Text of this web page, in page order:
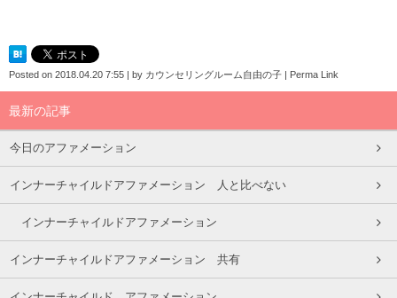
Posted on 2018.04.20 7:55 by カウンセリングルーム自由の子 Perma Link
最新の記事
今日のアファメーション
インナーチャイルドアファメーション 人と比べない
インナーチャイルドアファメーション
インナーチャイルドアファメーション 共有